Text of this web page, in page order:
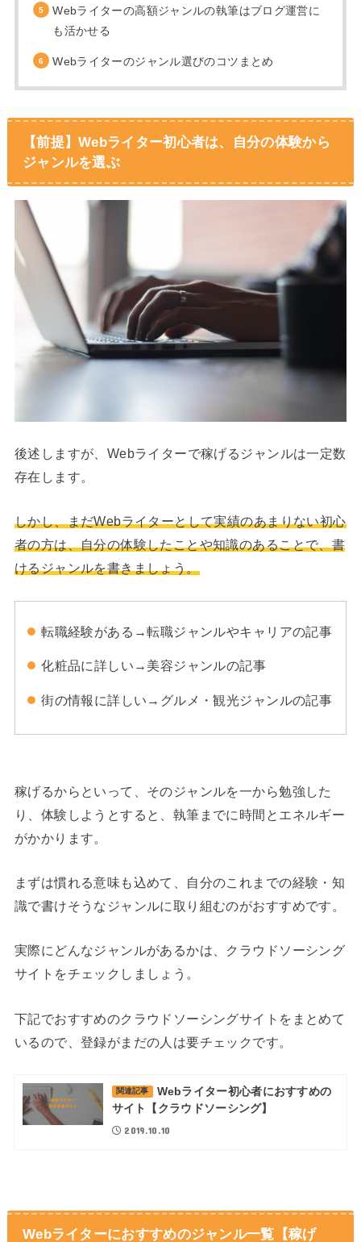
Webライターの高額ジャンルの執筆はブログ運営に
も活かせる
Webライターのジャンル選びのコツまとめ
【前提】Webライター初心者は、自分の体験から
ジャンルを選ぶ
後述しますが、Webライターで稼げるジャンルは一定数
存在します。
しかし、まだWebライターとして実績のあまりない初心
者の方は、自分の体験したことや知識のあることで、書
けるジャンルを書きましょう。
転職経験がある→転職ジャンルやキャリアの記事
化粧品に詳しい→美容ジャンルの記事
街の情報に詳しい→グルメ・観光ジャンルの記事
稼げるからといって、そのジャンルを一から勉強した
り、体験しようとすると、執筆までに時間とエネルギー
がかかります。
まずは慣れる意味も込めて、自分のこれまでの経験・知
識で書けそうなジャンルに取り組むのがおすすめです。
実際にどんなジャンルがあるかは、クラウドソーシング
サイトをチェックしましょう。
下記でおすすめのクラウドソーシングサイトをまとめて
いるので、登録がまだの人は要チェックです。
関連記事
Webライター初心者におすすめの
サイト【クラウドソーシング】
2019.10.10
Webライターにおすすめのジャンル一覧【稼げ